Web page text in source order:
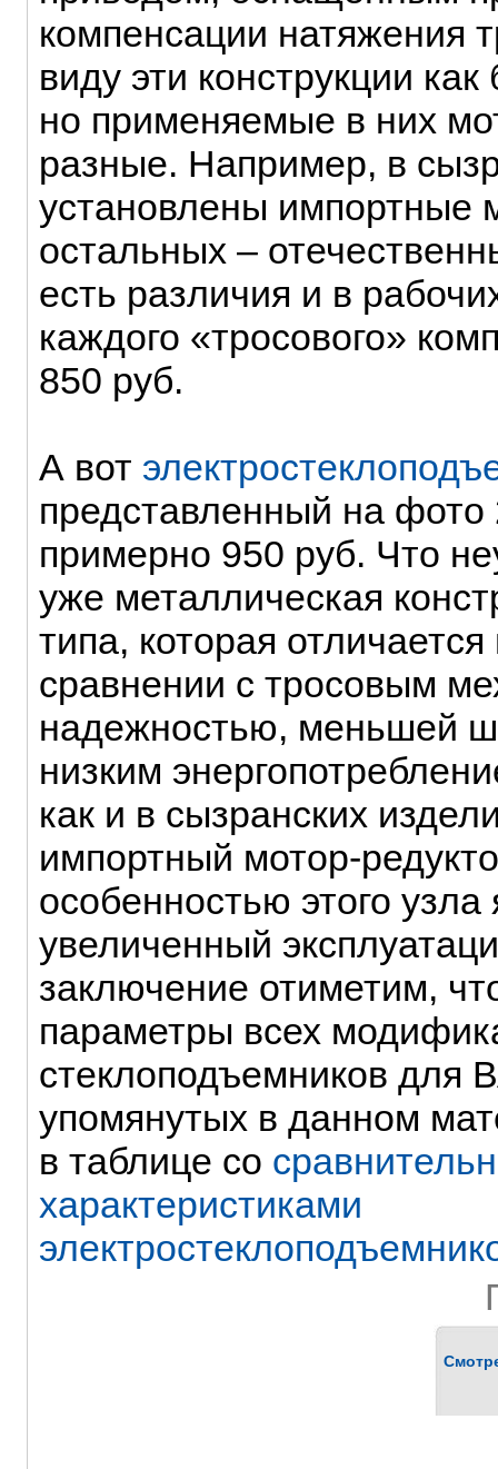
компенсации натяжения
виду эти конструкции
но применяемые в них
разные. Например, в
установлены импортные
остальных –
есть различия и в
каждого «тросового»
850 руб.
А вот
представленный на фото
примерно 950 руб. Что
уже металлическая
типа, которая
сравнении с тросовым
надежностью, меньшей
низким
как и в сызранских
импортный мотор-
особенностью этого узла
увеличенный
заключение отиметим,
параметры всех
стеклоподъемников для
упомянутых в данном
в таблице со
характеристиками